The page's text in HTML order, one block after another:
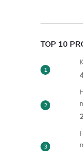
TOP 10